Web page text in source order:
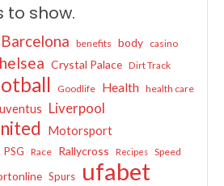
to show.
Barcelona benefits body casino
Crystal Palace Dirt Track
Goodlife Health health care
Liverpool
Motorsport
PSG Race Rallycross Recipes Speed
Spurs ufabet